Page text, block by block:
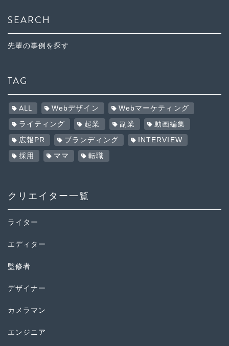
SEARCH
先輩の事例を探す
TAG
ALL Webデザイン Webマーケティング
ライティング 起業 副業 動画編集
広報PR ブランディング INTERVIEW
採用 ママ 転職
クリエイター一覧
ライター
エディター
監修者
デザイナー
カメラマン
エンジニア